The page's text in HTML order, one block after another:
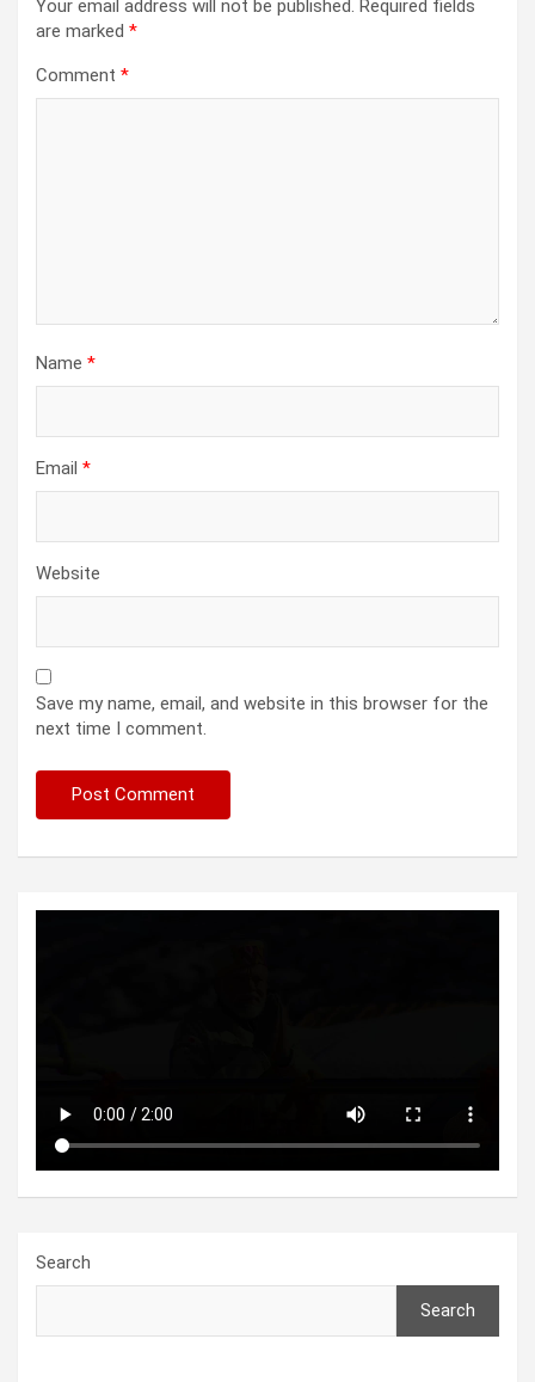
Your email address will not be published. Required fields
are marked *
Comment *
Name *
Email *
Website
Save my name, email, and website in this browser for the
next time I comment.
Search
Search